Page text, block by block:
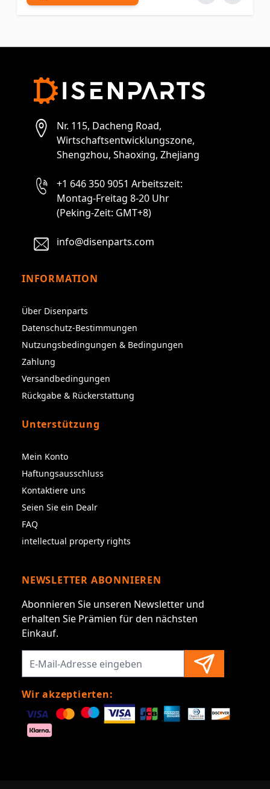
Nr. 115, Dacheng Road,
Wirtschaftsentwicklungszone,
Shengzhou, Shaoxing, Zhejiang
+1 646 350 9051 Arbeitszeit:
Montag-Freitag 8-20 Uhr
(Peking-Zeit: GMT+8)
info@disenparts.com
INFORMATION
Über Disenparts
Datenschutz-Bestimmungen
Nutzungsbedingungen & Bedingungen
Zahlung
Versandbedingungen
Rückgabe & Rückerstattung
Unterstützung
Mein Konto
Haftungsausschluss
Kontaktiere uns
Seien Sie ein Dealr
FAQ
intellectual property rights
NEWSLETTER ABONNIEREN
Abonnieren Sie unseren Newsletter und
erhalten Sie Prämien für den nächsten
Einkauf.
Wir akzeptierten: